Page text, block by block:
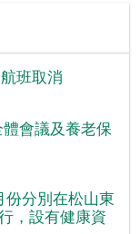
班取消
會議及養老保
份分別在松山東
，設有健康資